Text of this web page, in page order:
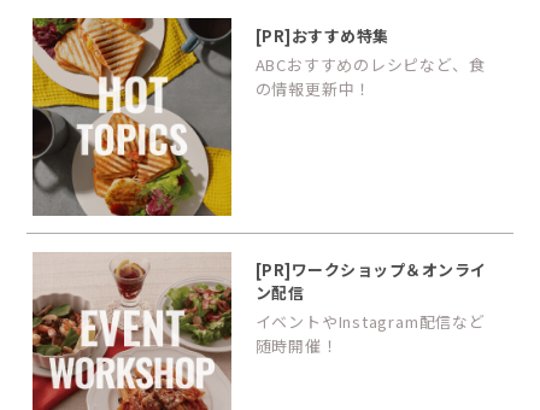
[PR]おすすめ特集
ABCおすすめのレシピなど、食
の情報更新中！
[PR]ワークショップ＆オンライ
ン配信
イベントやInstagram配信など
随時開催！